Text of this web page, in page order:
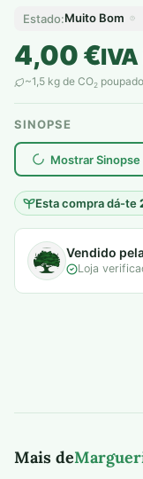
Estado:Muito Bom
4,00€
~1,5 kg de CO2
SINOPSE
Mostrar Sinopse
Esta compra dá-te
plantar árvores reais
Vendido
Loja
Mais de